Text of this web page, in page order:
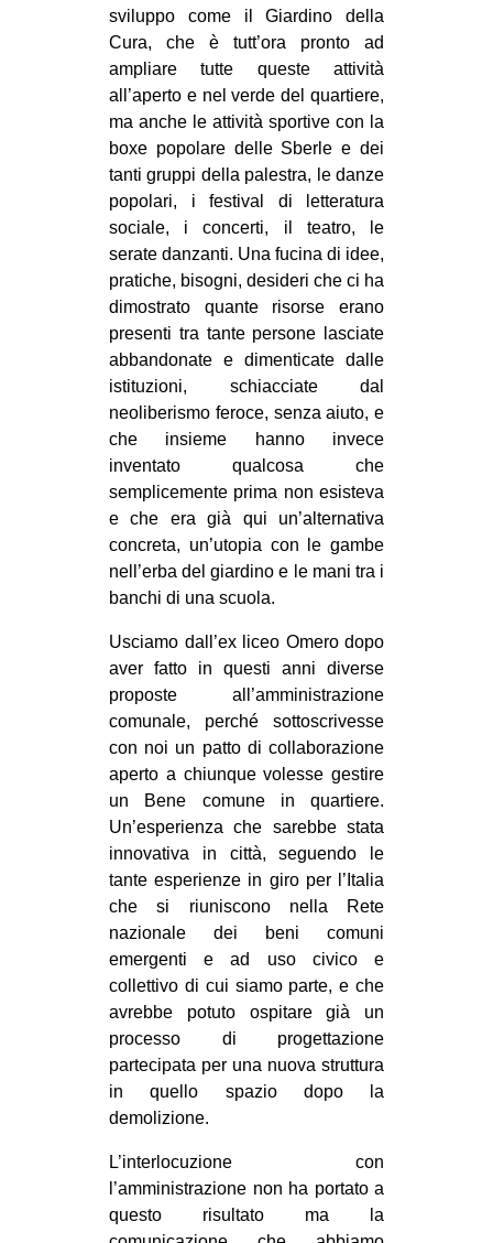
ms
SEARCH
sviluppo come il Giardino della
Cura, che è tutt’ora pronto ad
ampliare tutte queste attività
all’aperto e nel verde del quartiere,
ma anche le attività sportive con la
boxe popolare delle Sberle e dei
tanti gruppi della palestra, le danze
popolari, i festival di letteratura
sociale, i concerti, il teatro, le
serate danzanti. Una fucina di idee,
pratiche, bisogni, desideri che ci ha
dimostrato quante risorse erano
presenti tra tante persone lasciate
abbandonate e dimenticate dalle
istituzioni, schiacciate dal
neoliberismo feroce, senza aiuto, e
che insieme hanno invece
inventato qualcosa che
semplicemente prima non esisteva
e che era già qui un’alternativa
concreta, un’utopia con le gambe
nell’erba del giardino e le mani tra i
banchi di una scuola.
Usciamo dall’ex liceo Omero dopo
aver fatto in questi anni diverse
proposte all’amministrazione
comunale, perché sottoscrivesse
con noi un patto di collaborazione
aperto a chiunque volesse gestire
un Bene comune in quartiere.
Un’esperienza che sarebbe stata
innovativa in città, seguendo le
tante esperienze in giro per l’Italia
che si riuniscono nella Rete
nazionale dei beni comuni
emergenti e ad uso civico e
collettivo di cui siamo parte, e che
avrebbe potuto ospitare già un
processo di progettazione
partecipata per una nuova struttura
in quello spazio dopo la
demolizione.
L’interlocuzione con
l’amministrazione non ha portato a
questo risultato ma la